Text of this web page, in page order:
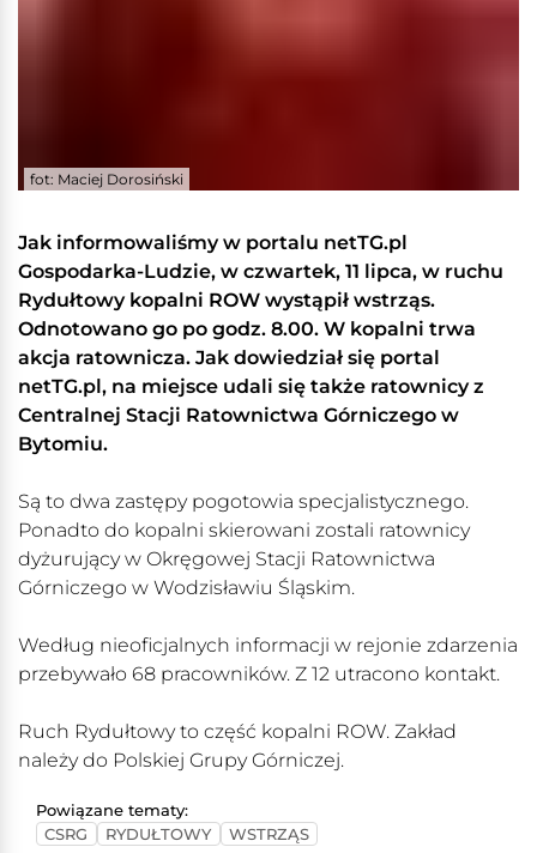
fot: Maciej Dorosiński
Jak informowaliśmy w portalu netTG.pl
Gospodarka-Ludzie, w czwartek, 11 lipca, w ruchu
Rydułtowy kopalni ROW wystąpił wstrząs.
Odnotowano go po godz. 8.00. W kopalni trwa
akcja ratownicza. Jak dowiedział się portal
netTG.pl, na miejsce udali się także ratownicy z
Centralnej Stacji Ratownictwa Górniczego w
Bytomiu.
Są to dwa zastępy pogotowia specjalistycznego.
Ponadto do kopalni skierowani zostali ratownicy
dyżurujący w Okręgowej Stacji Ratownictwa
Górniczego w Wodzisławiu Śląskim.
Według nieoficjalnych informacji w rejonie zdarzenia
przebywało 68 pracowników. Z 12 utracono kontakt.
Ruch Rydułtowy to część kopalni ROW. Zakład
należy do Polskiej Grupy Górniczej.
Powiązane tematy:
CSRG
RYDUŁTOWY WSTRZĄS